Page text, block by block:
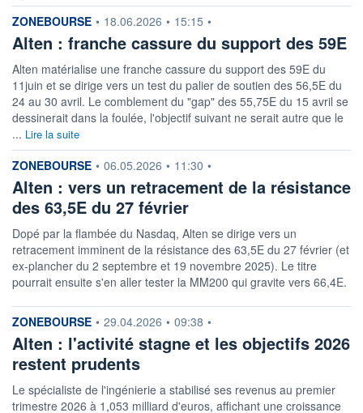
information fournie par
ZONEBOURSE • 18.06.2026 • 15:15 •
Alten : franche cassure du support des 59E
Alten matérialise une franche cassure du support des 59E du
11juin et se dirige vers un test du palier de soutien des 56,5E du
24 au 30 avril. Le comblement du "gap" des 55,75E du 15 avril se
dessinerait dans la foulée, l'objectif suivant ne serait autre que le
... Lire la suite
information fournie par
ZONEBOURSE • 06.05.2026 • 11:30 •
Alten : vers un retracement de la résistance
des 63,5E du 27 février
Dopé par la flambée du Nasdaq, Alten se dirige vers un
retracement imminent de la résistance des 63,5E du 27 février (et
ex-plancher du 2 septembre et 19 novembre 2025). Le titre
pourrait ensuite s'en aller tester la MM200 qui gravite vers 66,4E.
information fournie par
ZONEBOURSE • 29.04.2026 • 09:38 •
Alten : l'activité stagne et les objectifs 2026
restent prudents
Le spécialiste de l'ingénierie a stabilisé ses revenus au premier
trimestre 2026 à 1,053 milliard d'euros, affichant une croissance